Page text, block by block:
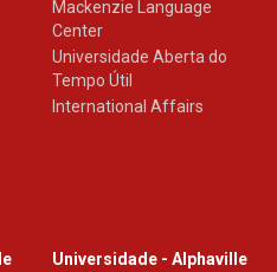
Mackenzie Language
Center
Universidade Aberta do
Tempo Útil
International Affairs
Universidade - Alphaville